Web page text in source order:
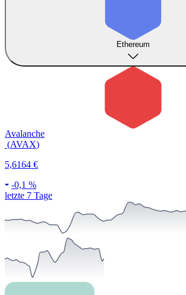
Ethereum
Avalanche
(AVAX)
5,6164 €
-0,1 %
letzte 7 Tage